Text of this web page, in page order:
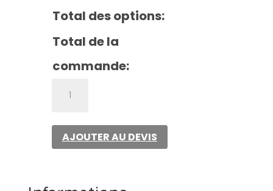
Total des options:
Total de la
commande:
Dorinne
AJOUTER AU DEVIS